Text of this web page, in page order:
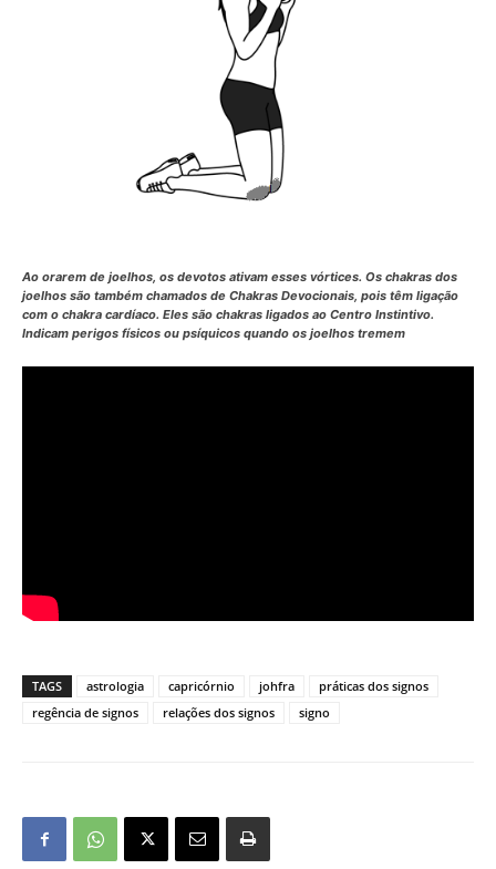
Ao orarem de joelhos, os devotos ativam esses vórtices. Os chakras dos
joelhos são também chamados de Chakras Devocionais , pois têm ligação
com o chakra cardíaco. Eles são chakras ligados ao Centro Instintivo.
Indicam perigos físicos ou psíquicos quando os joelhos tremem
TAGS astrologia capricórnio johfra
práticas dos signos
regência de signos
relações dos signos signo